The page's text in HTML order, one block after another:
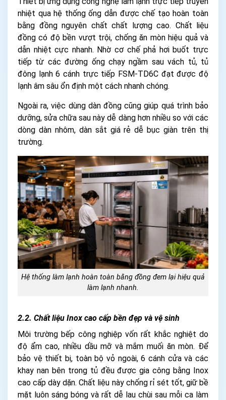
nhiệt qua hệ thống ống dẫn được chế tạo hoàn toàn
bằng đồng nguyên chất chất lượng cao. Chất liệu
đồng có độ bền vượt trội, chống ăn mòn hiệu quả và
dẫn nhiệt cực nhanh. Nhờ cơ chế phả hơi buốt trực
tiếp từ các đường ống chạy ngầm sau vách tủ, tủ
đông lạnh 6 cánh trực tiếp FSM-TD6C đạt được độ
lạnh âm sâu ổn định một cách nhanh chóng.
Ngoài ra, việc dùng dàn đồng cũng giúp quá trình bảo
dưỡng, sửa chữa sau này dễ dàng hơn nhiều so với các
dòng dàn nhôm, dàn sắt giá rẻ dễ bục giàn trên thị
trường.
Hệ thống làm lạnh hoàn toàn bằng đồng đem lại hiệu quả
làm lạnh nhanh.
2.2. Chất liệu Inox cao cấp bền đẹp và vệ sinh
Môi trường bếp công nghiệp vốn rất khắc nghiệt do
độ ẩm cao, nhiều dầu mỡ và mắm muối ăn mòn. Để
bảo vệ thiết bị, toàn bộ vỏ ngoài, 6 cánh cửa và các
khay nan bên trong tủ đều được gia công bằng Inox
cao cấp dày dặn. Chất liệu này chống rỉ sét tốt, giữ bề
mặt luôn sáng bóng và rất dễ lau chùi sau mỗi ca làm